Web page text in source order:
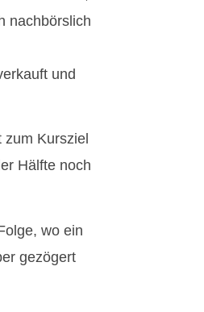
nachbörslich
und
Kursziel
Hälfte noch
wo ein
gezögert